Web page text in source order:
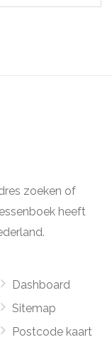
zoeken of
heeft
Dashboard
Sitemap
Postcode kaart